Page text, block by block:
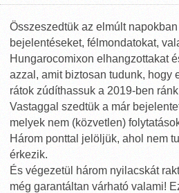
Összeszedtük az elmúlt
bejelentéseket, félmondatokat,
Hungarocomixon elhangzottakat
azzal, amit biztosan tudunk, hogy
rátok zúdíthassuk a 2019-ben
Vastaggal szedtük a már
melyek nem (közvetlen)
Három ponttal jelöljük, ahol nem
érkezik.
És végezetül három nyilacskát
még garantáltan várható valami!